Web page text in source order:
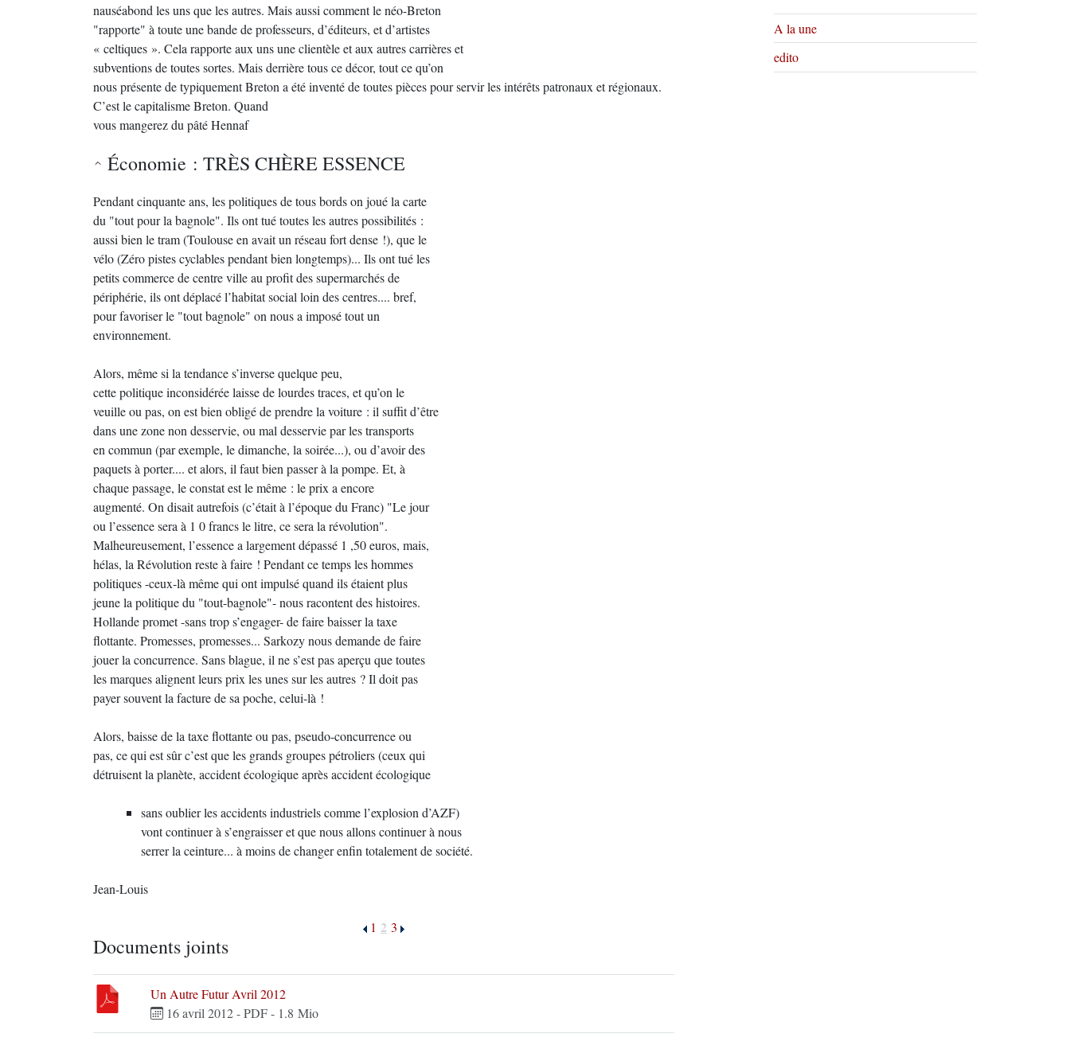
nauséabond les uns que les autres. Mais aussi comment le néo-Breton
"rapporte" à toute une bande de professeurs, d’éditeurs, et d’artistes
« celtiques ». Cela rapporte aux uns une clientèle et aux autres carrières et
subventions de toutes sortes. Mais derrière tous ce décor, tout ce qu’on
nous présente de typiquement Breton a été inventé de toutes pièces pour servir les intérêts patronaux et régionaux.
C’est le capitalisme Breton. Quand
vous mangerez du pâté Hennaf
Économie : TRÈS CHÈRE ESSENCE
Pendant cinquante ans, les politiques de tous bords on joué la carte
du "tout pour la bagnole". Ils ont tué toutes les autres possibilités :
aussi bien le tram (Toulouse en avait un réseau fort dense !), que le
vélo (Zéro pistes cyclables pendant bien longtemps)... Ils ont tué les
petits commerce de centre ville au profit des supermarchés de
périphérie, ils ont déplacé l’habitat social loin des centres.... bref,
pour favoriser le "tout bagnole" on nous a imposé tout un
environnement.
Alors, même si la tendance s’inverse quelque peu,
cette politique inconsidérée laisse de lourdes traces, et qu’on le
veuille ou pas, on est bien obligé de prendre la voiture : il suffit d’être
dans une zone non desservie, ou mal desservie par les transports
en commun (par exemple, le dimanche, la soirée...), ou d’avoir des
paquets à porter.... et alors, il faut bien passer à la pompe. Et, à
chaque passage, le constat est le même : le prix a encore
augmenté. On disait autrefois (c’était à l’époque du Franc) "Le jour
ou l’essence sera à 1 0 francs le litre, ce sera la révolution".
Malheureusement, l’essence a largement dépassé 1 ,50 euros, mais,
hélas, la Révolution reste à faire ! Pendant ce temps les hommes
politiques -ceux-là même qui ont impulsé quand ils étaient plus
jeune la politique du "tout-bagnole"- nous racontent des histoires.
Hollande promet -sans trop s’engager- de faire baisser la taxe
flottante. Promesses, promesses... Sarkozy nous demande de faire
jouer la concurrence. Sans blague, il ne s’est pas aperçu que toutes
les marques alignent leurs prix les unes sur les autres ? Il doit pas
payer souvent la facture de sa poche, celui-là !
Alors, baisse de la taxe flottante ou pas, pseudo-concurrence ou
pas, ce qui est sûr c’est que les grands groupes pétroliers (ceux qui
détruisent la planète, accident écologique après accident écologique
sans oublier les accidents industriels comme l’explosion d’AZF)
vont continuer à s’engraisser et que nous allons continuer à nous
serrer la ceinture... à moins de changer enfin totalement de société.
Jean-Louis
1 2 3
Documents joints
Un Autre Futur Avril 2012
16 avril 2012-PDF- 1.8 Mio
A la une
edito